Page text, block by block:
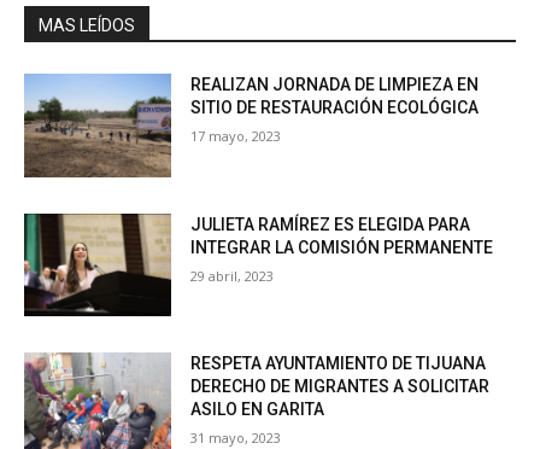
MAS LEÍDOS
REALIZAN JORNADA DE LIMPIEZA EN
SITIO DE RESTAURACIÓN ECOLÓGICA
17 mayo, 2023
JULIETA RAMÍREZ ES ELEGIDA PARA
INTEGRAR LA COMISIÓN PERMANENTE
29 abril, 2023
RESPETA AYUNTAMIENTO DE TIJUANA
DERECHO DE MIGRANTES A SOLICITAR
ASILO EN GARITA
31 mayo, 2023